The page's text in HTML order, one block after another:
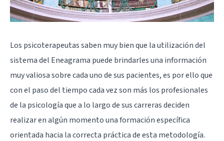
Los psicoterapeutas saben muy bien que la utilización del
sistema del Eneagrama puede brindarles una información
muy valiosa sobre cada uno de sus pacientes, es por ello que
con el paso del tiempo cada vez son más los profesionales
de la psicología que a lo largo de sus carreras deciden
realizar en algún momento una formación específica
orientada hacia la correcta práctica de esta metodología.